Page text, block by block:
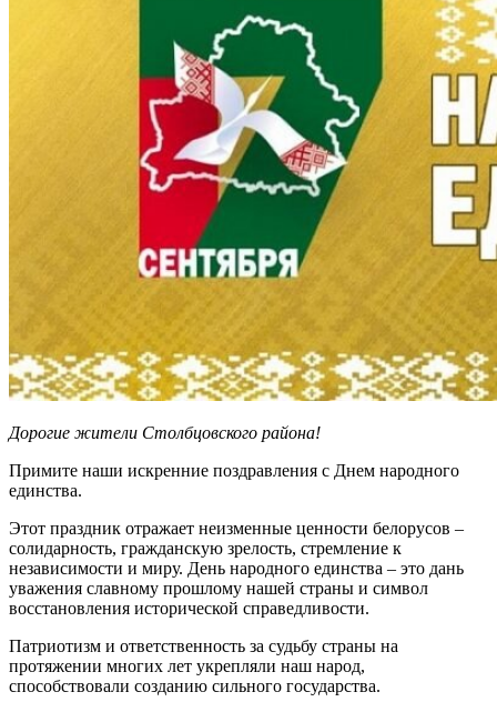
Дорогие жители Столбцовского района!
Примите наши искренние поздравления с Днем народного
единства.
Этот праздник отражает неизменные ценности белорусов –
солидарность, гражданскую зрелость, стремление к
независимости и миру. День народного единства – это дань
уважения славному прошлому нашей страны и символ
восстановления исторической справедливости.
Патриотизм и ответственность за судьбу страны на
протяжении многих лет укрепляли наш народ,
способствовали созданию сильного государства.